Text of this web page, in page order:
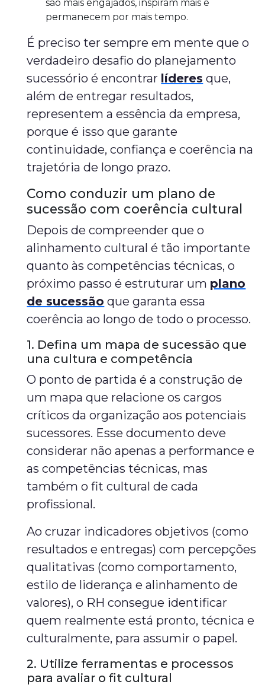
são mais engajados, inspiram mais e
permanecem por mais tempo.
É preciso ter sempre em mente que o
verdadeiro desafio do planejamento
sucessório é encontrar líderes que,
além de entregar resultados,
representem a essência da empresa,
porque é isso que garante
continuidade, confiança e coerência na
trajetória de longo prazo.
Como conduzir um plano de
sucessão com coerência cultural
Depois de compreender que o
alinhamento cultural é tão importante
quanto às competências técnicas, o
próximo passo é estruturar um plano
de sucessão que garanta essa
coerência ao longo de todo o processo.
1. Defina um mapa de sucessão que
una cultura e competência
O ponto de partida é a construção de
um mapa que relacione os cargos
críticos da organização aos potenciais
sucessores. Esse documento deve
considerar não apenas a performance e
as competências técnicas, mas
também o fit cultural de cada
profissional.
Ao cruzar indicadores objetivos (como
resultados e entregas) com percepções
qualitativas (como comportamento,
estilo de liderança e alinhamento de
valores), o RH consegue identificar
quem realmente está pronto, técnica e
culturalmente, para assumir o papel.
2. Utilize ferramentas e processos
para avaliar o fit cultural